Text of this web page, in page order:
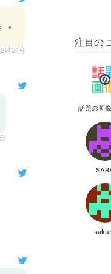
。
時31分
注目の
話題の画